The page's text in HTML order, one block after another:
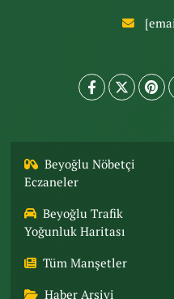
Beyoğlu Nöbetçi
Eczaneler
Beyoğlu Trafik
Yoğunluk Haritası
Tüm Manşetler
Haber Arşivi